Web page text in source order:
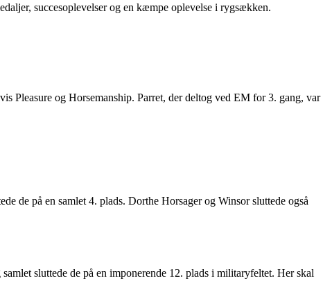
succesoplevelser og en kæmpe oplevelse i rygsækken.
Pleasure og Horsemanship. Parret, der deltog ved EM for 3. gang, var
de på en samlet 4. plads. Dorthe Horsager og Winsor sluttede også
sluttede de på en imponerende 12. plads i militaryfeltet. Her skal